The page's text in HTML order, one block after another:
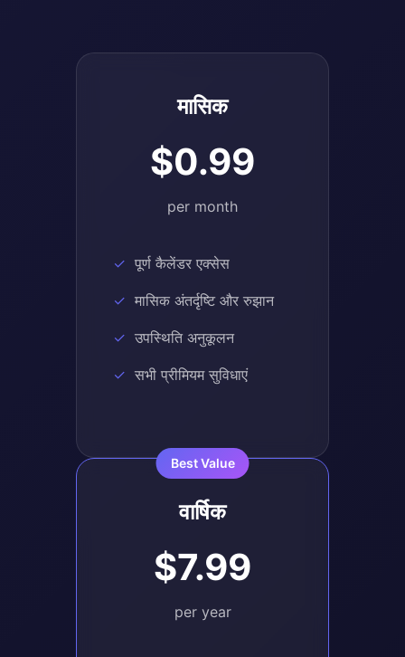
मासिक
$0.99
per month
पूर्ण कैलेंडर एक्सेस
मासिक अंतर्दृष्टि और रुझान
उपस्थिति अनुकूलन
सभी प्रीमियम सुविधाएं
वार्षिक
$7.99
per year